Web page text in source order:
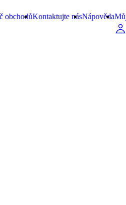
obchodůKontaktujte násNápověda